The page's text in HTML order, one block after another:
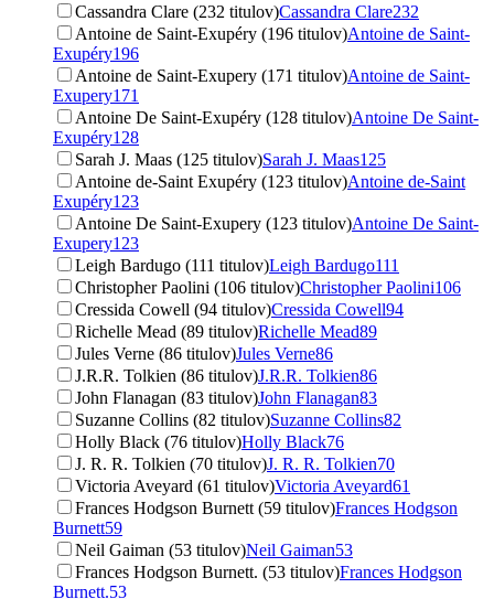
Cassandra Clare (232 titulov)Cassandra Clare232
Antoine de Saint-Exupéry (196 titulov)Antoine de Saint-
Exupéry196
Antoine de Saint-Exupery (171 titulov)Antoine de Saint-
Exupery171
Antoine De Saint-Exupéry (128 titulov)Antoine De Saint-
Exupéry128
Sarah J. Maas (125 titulov)Sarah J. Maas125
Antoine de-Saint Exupéry (123 titulov)Antoine de-Saint
Exupéry123
Antoine De Saint-Exupery (123 titulov)Antoine De Saint-
Exupery123
Leigh Bardugo (111 titulov)Leigh Bardugo111
Christopher Paolini (106 titulov)Christopher Paolini106
Cressida Cowell (94 titulov)Cressida Cowell94
Richelle Mead (89 titulov)Richelle Mead89
Jules Verne (86 titulov)Jules Verne86
J.R.R. Tolkien (86 titulov)J.R.R. Tolkien86
John Flanagan (83 titulov)John Flanagan83
Suzanne Collins (82 titulov)Suzanne Collins82
Holly Black (76 titulov)Holly Black76
J. R. R. Tolkien (70 titulov)J. R. R. Tolkien70
Victoria Aveyard (61 titulov)Victoria Aveyard61
Frances Hodgson Burnett (59 titulov)Frances Hodgson
Burnett59
Neil Gaiman (53 titulov)Neil Gaiman53
Frances Hodgson Burnett. (53 titulov)Frances Hodgson
Burnett.53